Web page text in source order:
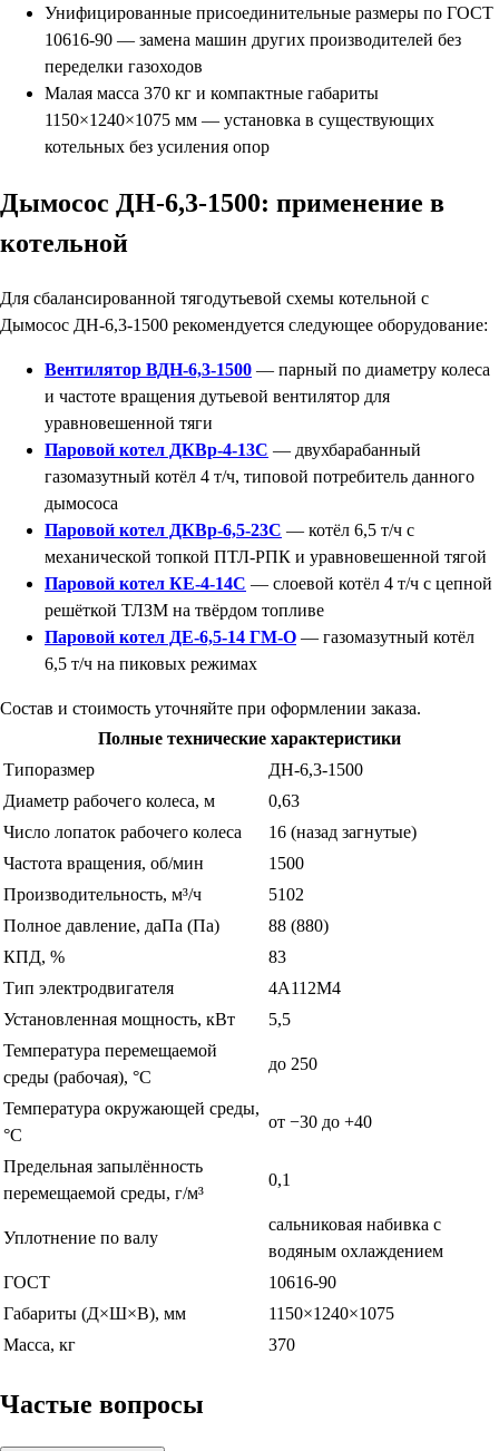
Унифицированные присоединительные размеры по ГОСТ
10616-90 — замена машин других производителей без
переделки газоходов
Малая масса 370 кг и компактные габариты
1150×1240×1075 мм — установка в существующих
котельных без усиления опор
Дымосос ДН-6,3-1500: применение в
котельной
Для сбалансированной тягодутьевой схемы котельной с
Дымосос ДН-6,3-1500 рекомендуется следующее оборудование:
Вентилятор ВДН-6,3-1500 — парный по диаметру колеса
и частоте вращения дутьевой вентилятор для
уравновешенной тяги
Паровой котел ДКВр-4-13С — двухбарабанный
газомазутный котёл 4 т/ч, типовой потребитель данного
дымососа
Паровой котел ДКВр-6,5-23С — котёл 6,5 т/ч с
механической топкой ПТЛ-РПК и уравновешенной тягой
Паровой котел КЕ-4-14С — слоевой котёл 4 т/ч с цепной
решёткой ТЛЗМ на твёрдом топливе
Паровой котел ДЕ-6,5-14 ГМ-О — газомазутный котёл
6,5 т/ч на пиковых режимах
Состав и стоимость уточняйте при оформлении заказа.
Полные технические характеристики
Типоразмер
ДН-6,3-1500
Диаметр рабочего колеса, м
0,63
Число лопаток рабочего колеса
16 (назад загнутые)
Частота вращения, об/мин
1500
Производительность, м³/ч
5102
Полное давление, даПа (Па)
88 (880)
КПД, %
83
Тип электродвигателя
4А112М4
Установленная мощность, кВт
5,5
Температура перемещаемой
среды (рабочая), °С
до 250
Температура окружающей среды,
°С
от −30 до +40
Предельная запылённость
перемещаемой среды, г/м³
0,1
Уплотнение по валу
сальниковая набивка с
водяным охлаждением
ГОСТ
10616-90
Габариты (Д×Ш×В), мм
1150×1240×1075
Масса, кг
370
Частые вопросы